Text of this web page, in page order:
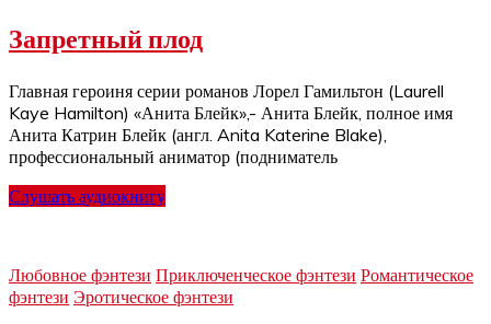
Запретный плод
Главная героиня серии романов Лорел Гамильтон (Laurell
Kaye Hamilton) «Анита Блейк»,- Анита Блейк, полное имя
Анита Катрин Блейк (англ. Anita Katerine Blake),
профессиональный аниматор (подниматель
Слушать аудиокнигу
Любовное фэнтези Приключенческое фэнтези Романтическое
фэнтези Эротическое фэнтези